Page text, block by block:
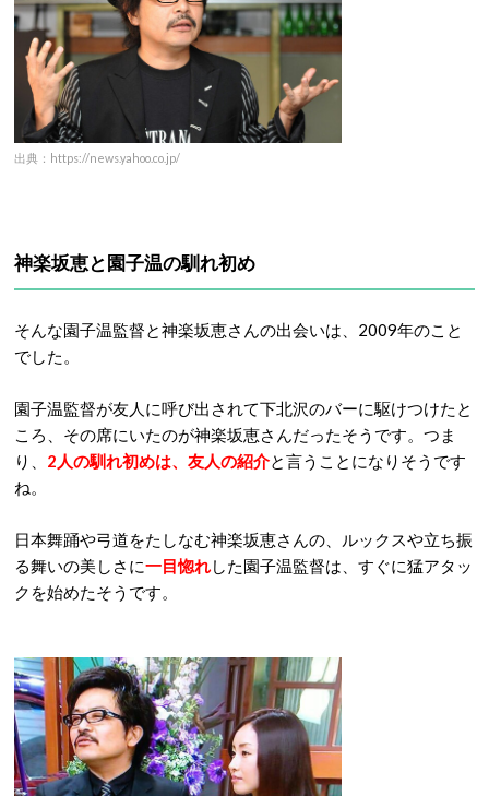
出典：https://news.yahoo.co.jp/
神楽坂恵と園子温の馴れ初め
そんな園子温監督と神楽坂恵さんの出会いは、2009年のこと
でした。
園子温監督が友人に呼び出されて下北沢のバーに駆けつけたと
ころ、その席にいたのが神楽坂恵さんだったそうです。つま
り、 2人の馴れ初めは、友人の紹介と言うことになりそうです
ね。
日本舞踊や弓道をたしなむ神楽坂恵さんの、ルックスや立ち振
る舞いの美しさに一目惚れした園子温監督は、すぐに猛アタッ
クを始めたそうです。